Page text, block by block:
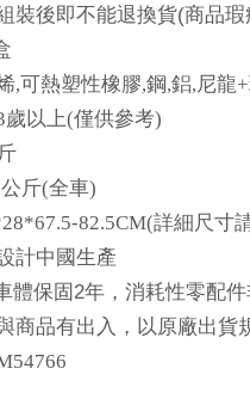
裝後即不能退換貨(商品
,可熱塑性橡膠,鋼,鋁,尼龍+
歲以上(僅供參考)
公斤(全車)
82.5CM(詳細尺寸
計中國生產
體保固2年，消耗性零配
商品有出入，以原廠出貨